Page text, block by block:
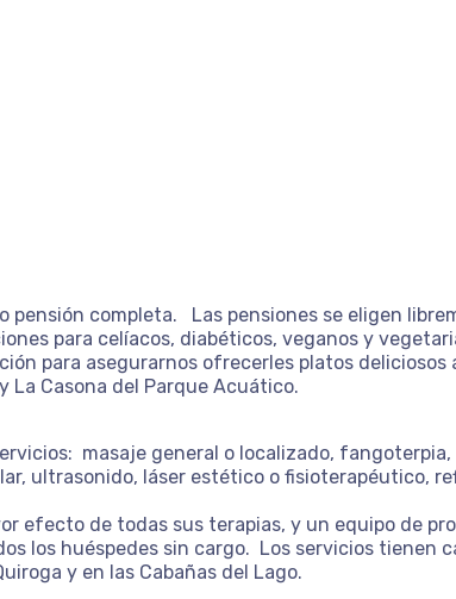
completa. Las pensiones se eligen
para celíacos, diabéticos, veganos y
para asegurarnos ofrecerles platos deliciosos
La Casona del Parque Acuático.
masaje general o localizado,
ultrasonido, láser estético o fisioterapéutico,
efecto de todas sus terapias, y un equipo de
los huéspedes sin cargo. Los servicios tienen
y en las Cabañas del Lago.